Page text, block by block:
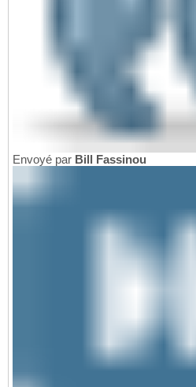
Envoyé par Bill Fassinou